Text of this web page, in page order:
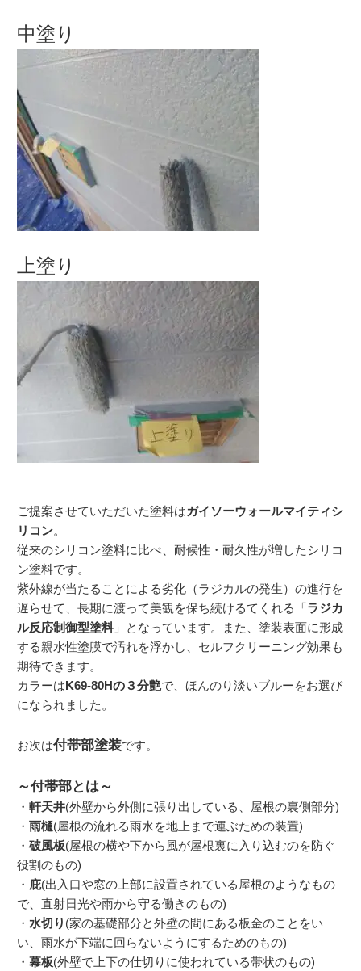
中塗り
上塗り
ご提案させていただいた塗料はガイソーウォールマイティシ
リコン。
従来のシリコン塗料に比べ、耐候性・耐久性が増したシリコ
ン塗料です。
紫外線が当たることによる劣化（ラジカルの発生）の進行を
遅らせて、長期に渡って美観を保ち続けるてくれる「ラジカ
ル反応制御型塗料 」となっています。また、塗装表面に形成
する親水性塗膜で汚れを浮かし、セルフクリーニング効果も
期待できます。
カラーはK69-80Hの３分艶で、ほんのり淡いブルーをお選び
になられました。
お次は付帯部塗装です。
～付帯部とは～
・ 軒天井(外壁から外側に張り出している、屋根の裏側部分)
・ 雨樋(屋根の流れる雨水を地上まで運ぶための装置)
・ 破風板(屋根の横や下から風が屋根裏に入り込むのを防ぐ
役割のもの)
・ 庇(出入口や窓の上部に設置されている屋根のようなもの
で、直射日光や雨から守る働きのもの)
・ 水切り (家の基礎部分と外壁の間にある板金のことをい
い、雨水が下端に回らないようにするためのもの)
・ 幕板(外壁で上下の仕切りに使われている帯状のもの)